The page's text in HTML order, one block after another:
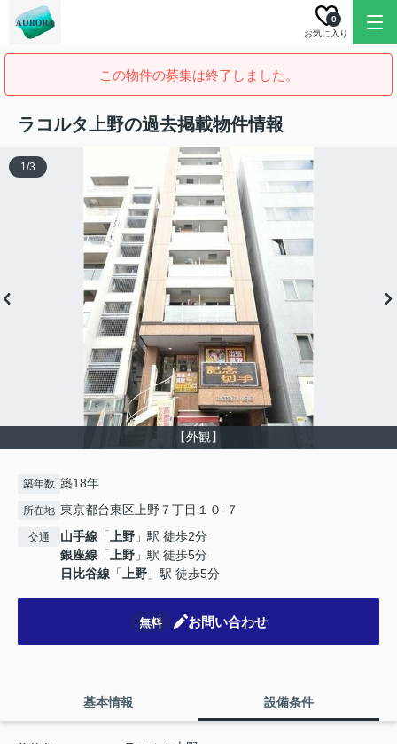
お気に入り
0
この物件の募集は終了しました。
ラコルタ上野の過去掲載物件情報
【外観】
1/3
築年数 築18年
所在地 東京都台東区上野７丁目１０-７
交通 山手線 「上野 」駅 徒歩2分
銀座線 「上野 」駅 徒歩5分
日比谷線 「上野 」駅 徒歩5分
無料 お問い合わせ
基本情報 設備条件